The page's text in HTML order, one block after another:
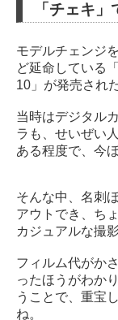
「チェキ」
モデルチェンジ
ど延命している「
10」が発売され
当時はデジタル
ラも、せいぜい
ある程度で、今
そんな中、名刺
アウトでき、ち
カジュアルな撮
フィルム代がか
ったほうがわか
うことで、重宝
ね。